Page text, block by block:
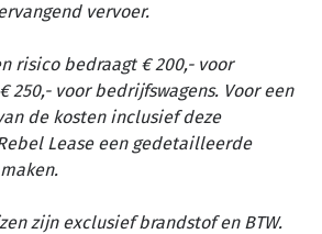
vervoer.
risico bedraagt € 200,- voor
250,- voor bedrijfswagens. Voor een
de kosten inclusief deze
Lease een gedetailleerde
zijn exclusief brandstof en BTW.